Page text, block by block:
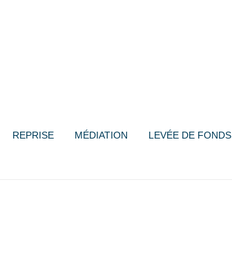
REPRISE MÉDIATION LEVÉE DE FONDS